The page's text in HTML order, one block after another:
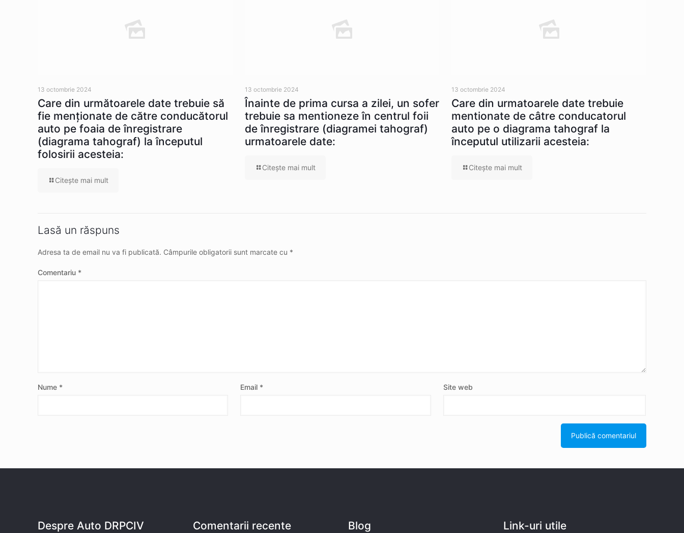
13 octombrie 2024
Care din următoarele date trebuie să
fie menționate de către conducătorul
auto pe foaia de înregistrare
(diagrama tahograf) la începutul
folosirii acesteia:
Citeşte mai mult
13 octombrie 2024
Înainte de prima cursa a zilei, un sofer
trebuie sa mentioneze în centrul foii
de înregistrare (diagramei tahograf)
urmatoarele date:
Citeşte mai mult
13 octombrie 2024
Care din urmatoarele date trebuie
mentionate de câtre conducatorul
auto pe o diagrama tahograf la
începutul utilizarii acesteia:
Citeşte mai mult
Lasă un răspuns
Adresa ta de email nu va fi publicată. Câmpurile obligatorii sunt marcate cu *
Comentariu *
Nume * Email * Site web
Despre Auto DRPCIV Comentarii recente Blog Link-uri utile